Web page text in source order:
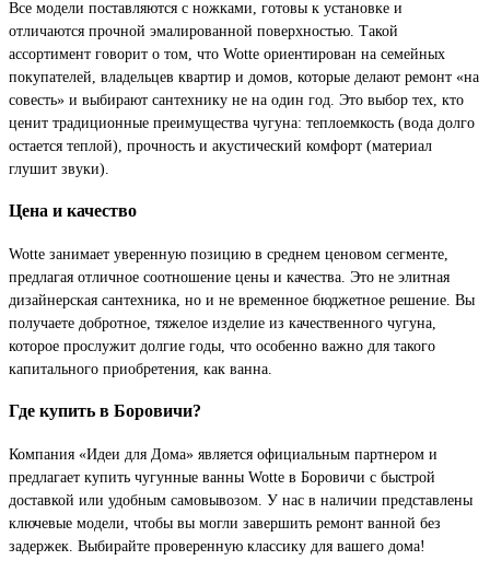
Все модели поставляются с ножками, готовы к установке и
отличаются прочной эмалированной поверхностью. Такой
ассортимент говорит о том, что Wotte ориентирован на семейных
покупателей, владельцев квартир и домов, которые делают ремонт «на
совесть» и выбирают сантехнику не на один год. Это выбор тех, кто
ценит традиционные преимущества чугуна: теплоемкость (вода долго
остается теплой), прочность и акустический комфорт (материал
глушит звуки).
Цена и качество
Wotte занимает уверенную позицию в среднем ценовом сегменте,
предлагая отличное соотношение цены и качества. Это не элитная
дизайнерская сантехника, но и не временное бюджетное решение. Вы
получаете добротное, тяжелое изделие из качественного чугуна,
которое прослужит долгие годы, что особенно важно для такого
капитального приобретения, как ванна.
Где купить в Боровичи?
Компания «Идеи для Дома» является официальным партнером и
предлагает купить чугунные ванны Wotte в Боровичи с быстрой
доставкой или удобным самовывозом. У нас в наличии представлены
ключевые модели, чтобы вы могли завершить ремонт ванной без
задержек. Выбирайте проверенную классику для вашего дома!